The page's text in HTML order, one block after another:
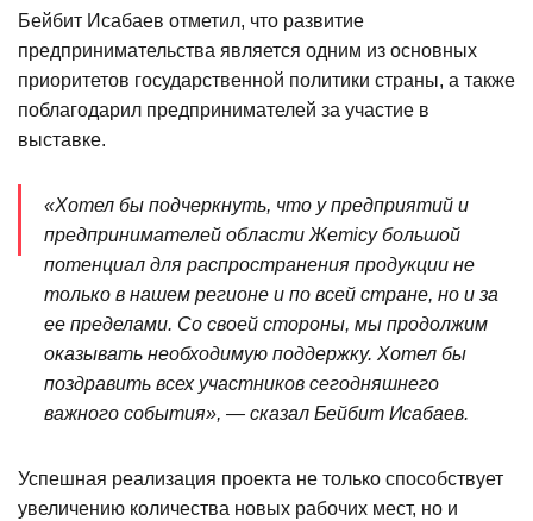
Бейбит Исабаев отметил, что развитие
предпринимательства является одним из основных
приоритетов государственной политики страны, а также
поблагодарил предпринимателей за участие в
выставке.
«Хотел бы подчеркнуть, что у предприятий и
предпринимателей области Жетісу большой
потенциал для распространения продукции не
только в нашем регионе и по всей стране, но и за
ее пределами. Со своей стороны, мы продолжим
оказывать необходимую поддержку. Хотел бы
поздравить всех участников сегодняшнего
важного события», — сказал Бейбит Исабаев.
Успешная реализация проекта не только способствует
увеличению количества новых рабочих мест, но и